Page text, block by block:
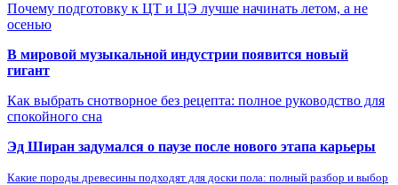
Почему подготовку к ЦТ и ЦЭ лучше начинать летом, а не
осенью
В мировой музыкальной индустрии появится новый
гигант
Как выбрать снотворное без рецепта: полное руководство для
спокойного сна
Эд Ширан задумался о паузе после нового этапа карьеры
Какие породы древесины подходят для доски пола: полный разбор и выбор